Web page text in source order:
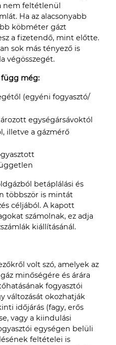
nem feltétlenül
Ha az alacsonyabb
köbméter gázt
a fizetendő, mint előtte.
sok más tényező is
végösszegét.
függ még:
(egyéni fogyasztó/
egységársávoktól
illetve a gázmérő
betáplálási és
többször is mintát
céljából. A kapott
számolnak, ez adja
kiállításánál.
volt szó, amelyek az
minőségére és árára
fogyasztói
változását okozhatják
időjárás (fagy, erős
vagy a kiindulási
egységen belüli
feltételei is